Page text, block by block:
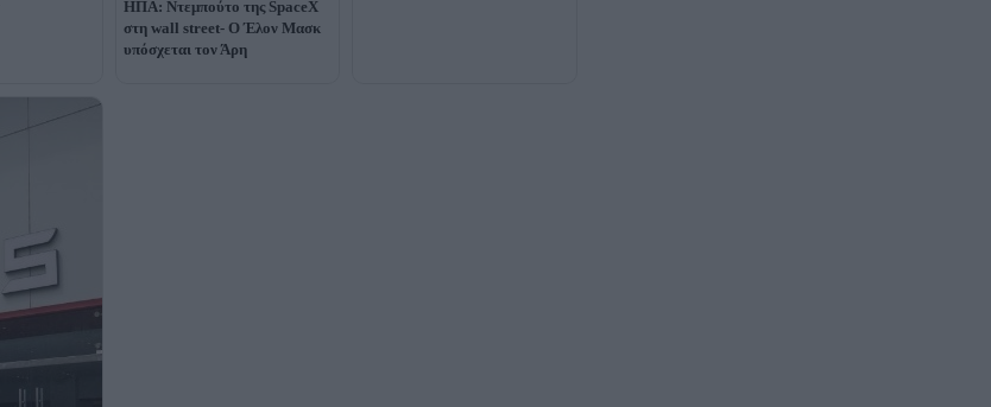
ΗΠΑ: Ντεμπούτο της SpaceX
στη wall street- O Έλον Μασκ
υπόσχεται τον Άρη